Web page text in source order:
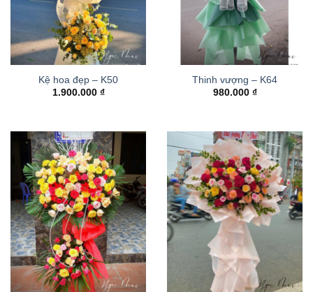
Kệ hoa đẹp – K50
1.900.000 ₫
Thinh vượng – K64
980.000 ₫